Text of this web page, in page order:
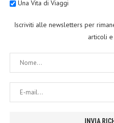
Una Vita di Viaggi
Iscriviti alle newsletters per
articoli